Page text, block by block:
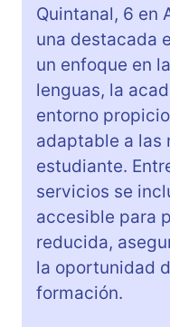
Quintanal, 6 en
una destacada
un enfoque en
lenguas, la
entorno
adaptable a las
estudiante.
servicios se
accesible para
reducida,
la oportunidad
formación.